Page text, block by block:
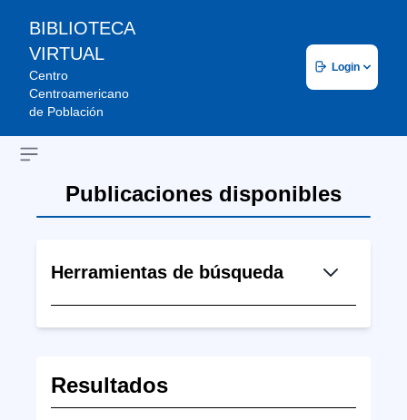
BIBLIOTECA
VIRTUAL
Centro
Centroamericano
de Población
Login
Open sidebar
Publicaciones disponibles
Herramientas de búsqueda
Resultados